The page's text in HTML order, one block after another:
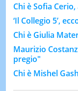
Chi è Sofia
‘Il Collegio 5’,
Chi è Giulia
Maurizio
pregio"
Chi è Mishel